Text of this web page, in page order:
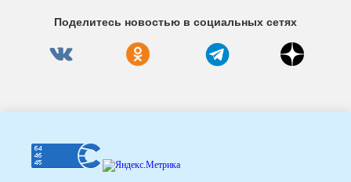
Поделитесь новостью в социальных сетях